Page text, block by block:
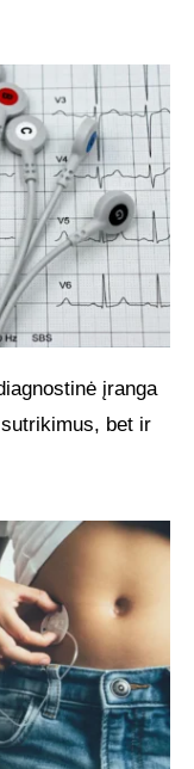
įranga
bet ir